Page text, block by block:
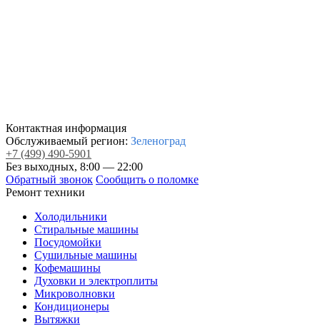
Контактная информация
Обслуживаемый регион: Зеленоград
+7 (499) 490-5901
Без выходных, 8:00 — 22:00
Обратный звонок Сообщить о поломке
Ремонт техники
Холодильники
Стиральные машины
Посудомойки
Сушильные машины
Кофемашины
Духовки и электроплиты
Микроволновки
Кондиционеры
Вытяжки